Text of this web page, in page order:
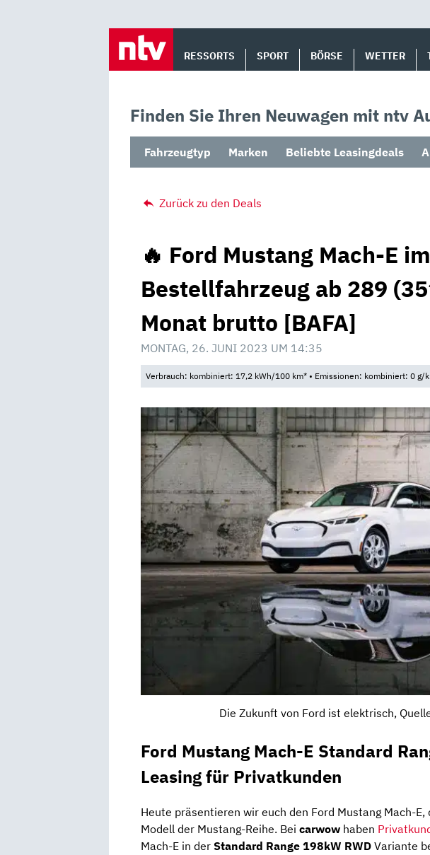
RESSORTS SPORT BÖRSE WETTER
Finden Sie Ihren Neuwagen mit ntv
Fahrzeugtyp Marken Beliebte Leasingdeals
Zurück zu den Deals
🔥 Ford Mustang Mach-E
Bestellfahrzeug ab 289
Monat brutto [BAFA]
MONTAG, 26. JUNI 2023 UM 14:35
Verbrauch: kombiniert: 17,2 kWh/100 km* • Emissionen: kombiniert: 0 g/
Die Zukunft von Ford ist elektrisch,
Ford Mustang Mach-E Standard
Leasing für Privatkunden
Heute präsentieren wir euch den Ford Mustang Mach-
Modell der Mustang-Reihe. Bei carwow haben
Mach-E in der Standard Range 198kW RWD Variante